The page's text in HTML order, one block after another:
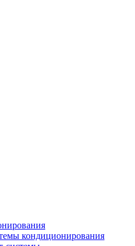
кондиционирования